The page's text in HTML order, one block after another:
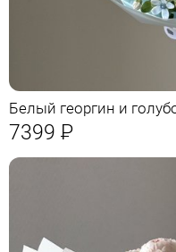
Белый георгин и
7399 Р